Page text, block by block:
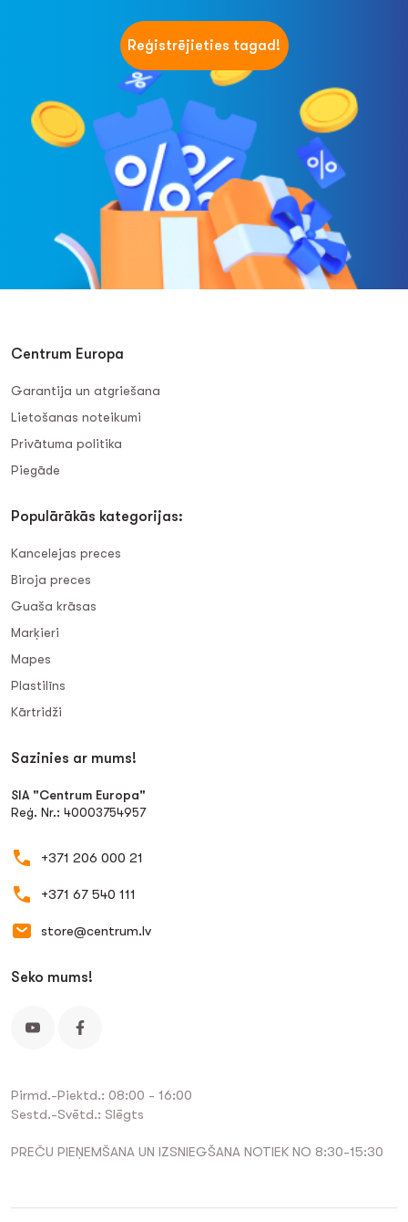
Reģistrējieties tagad!
Centrum Europa
Garantija un atgriešana
Lietošanas noteikumi
Privātuma politika
Piegāde
Populārākās kategorijas:
Kancelejas preces
Biroja preces
Guaša krāsas
Marķieri
Mapes
Plastilīns
Kārtridži
Sazinies ar mums!
SIA "Centrum Europa"
Reģ. Nr.: 40003754957
+371 206 000 21
+371 67 540 111
store@centrum.lv
Seko mums!
Pirmd.-Piektd.: 08:00 - 16:00
Sestd.-Svētd.: Slēgts
PREČU PIEŅEMŠANA UN IZSNIEGŠANA NOTIEK NO 8:30-15:30